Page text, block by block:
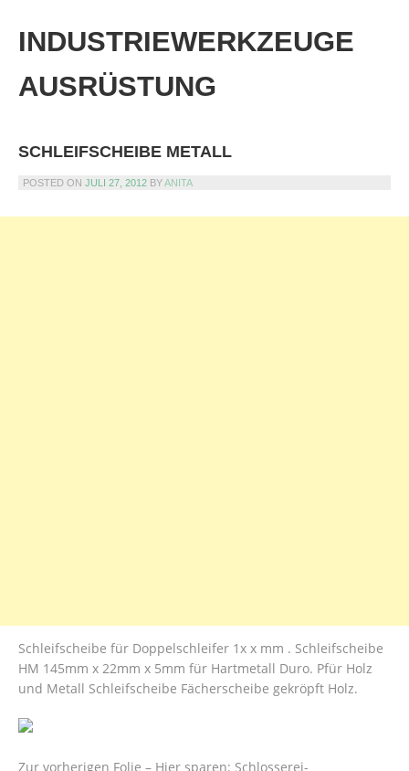
content
INDUSTRIEWERKZEUGE
AUSRÜSTUNG
SCHLEIFSCHEIBE METALL
POSTED ON JULI 27, 2012 BYANITA
Schleifscheibe für Doppelschleifer 1x x mm . Schleifscheibe
HM 145mm x 22mm x 5mm für Hartmetall Duro. Pfür Holz
und Metall Schleifscheibe Fächerscheibe gekröpft Holz.
Zur vorherigen Folie – Hier sparen: Schlosserei-